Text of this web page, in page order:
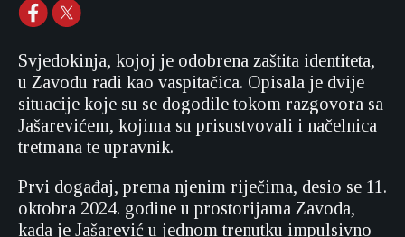
Svjedokinja, kojoj je odobrena zaštita identiteta,
u Zavodu radi kao vaspitačica. Opisala je dvije
situacije koje su se dogodile tokom razgovora sa
Jašarevićem, kojima su prisustvovali i načelnica
tretmana te upravnik.
Prvi događaj, prema njenim riječima, desio se 11.
oktobra 2024. godine u prostorijama Zavoda,
kada je Jašarević u jednom trenutku impulsivno